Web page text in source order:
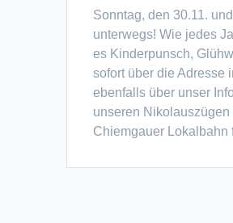
Sonntag, den 30.11.
unterwegs! Wie jedes
es Kinderpunsch,
sofort über die Adresse
ebenfalls über unser
unseren
Chiemgauer Lokalbahn